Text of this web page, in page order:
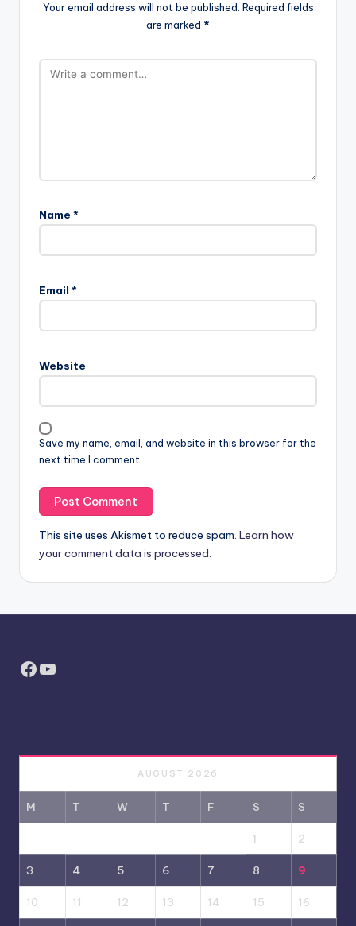
Your email address will not be published. Required fields
are marked *
Name *
Email *
Website
Save my name, email, and website in this browser for the
next time I comment.
This site uses Akismet to reduce spam. Learn how
your comment data is processed.
Facebook
YouTube
AUGUST 2026
M T W T F S S
1 2
3 4 5 6 7 8 9
10 11 12 13 14 15 16